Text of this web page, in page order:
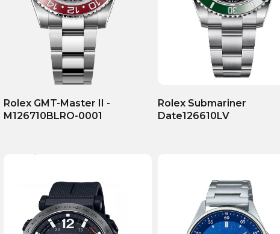
Rolex GMT-Master II -
M126710BLRO-0001
Rolex Submariner
Date126610LV